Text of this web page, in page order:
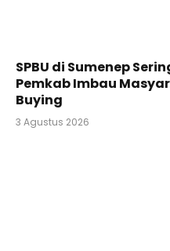
SPBU di Sumenep
Pemkab Imbau
Buying
3 Agustus 2026